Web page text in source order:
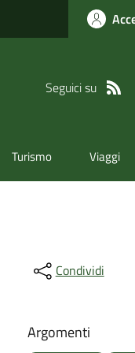
Seguici su
Turismo Viaggi
Condividi
Argomenti